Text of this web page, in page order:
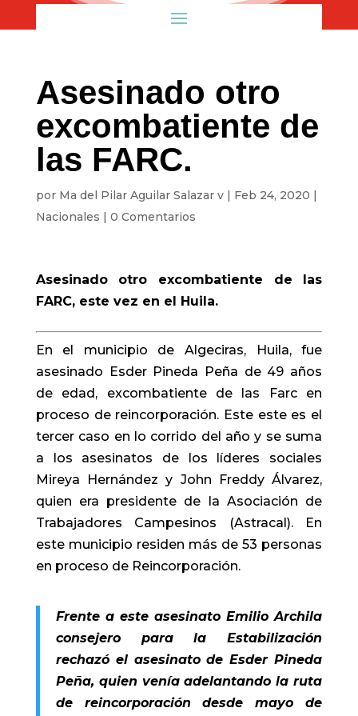
Asesinado otro
excombatiente de
las FARC.
por Ma del Pilar Aguilar Salazar v| Feb 24, 2020 |
Nacionales | 0 Comentarios
Asesinado otro excombatiente de las
FARC, este vez en el Huila.
En el municipio de Algeciras, Huila, fue
asesinado Esder Pineda Peña de 49 años
de edad, excombatiente de las Farc en
proceso de reincorporación. Este este es el
tercer caso en lo corrido del año y se suma
a los asesinatos de los líderes sociales
Mireya Hernández y John Freddy Álvarez,
quien era presidente de la Asociación de
Trabajadores Campesinos (Astracal). En
este municipio residen más de 53 personas
en proceso de Reincorporación.
Frente a este asesinato Emilio Archila
consejero para la Estabilización
rechazó el asesinato de Esder Pineda
Peña, quien venía adelantando la ruta
de reincorporación desde mayo de